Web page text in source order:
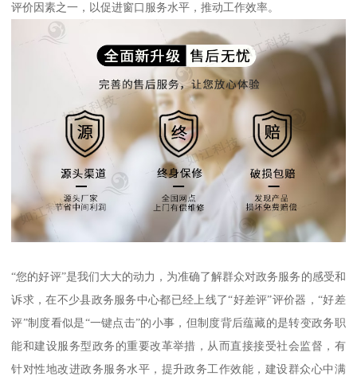
评价因素之一，以促进窗口服务水平，推动工作效率。
“您的好评”是我们大大的动力，为准确了解群众对政务服务的感受和
诉求，在不少县政务服务中心都已经上线了“好差评”评价器，“好差
评”制度看似是“一键点击”的小事，但制度背后蕴藏的是转变政务职
能和建设服务型政务的重要改革举措，从而直接接受社会监督，有
针对性地改进政务服务水平，提升政务工作效能，建设群众心中满